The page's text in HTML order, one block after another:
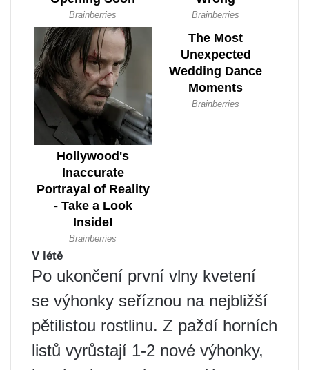
V létě
Po ukončení první vlny kvetení
se výhonky seříznou na nejbližší
pětilistou rostlinu. Z paždí horních
listů vyrůstají 1-2 nové výhonky,